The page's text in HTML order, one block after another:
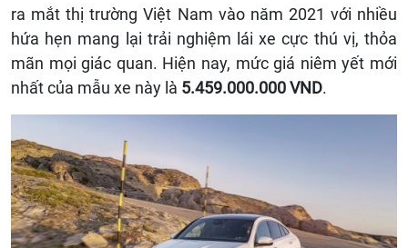
ra mắt thị trường Việt Nam vào năm 2021 với nhiều
hứa hẹn mang lại trải nghiệm lái xe cực thú vị, thỏa
mãn mọi giác quan. Hiện nay, mức giá niêm yết mới
nhất của mẫu xe này là 5.459.000.000 VND.